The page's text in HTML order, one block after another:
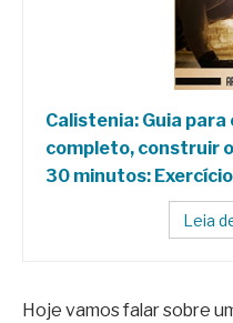
Calistenia: Guia para
completo, construir
30 minutos:
Leia
Hoje vamos falar sobre